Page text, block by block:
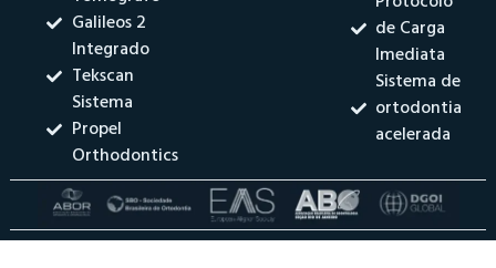
Galileos 2
Integrado
Tekscan
Sistema
Propel
Orthodontics
de Carga
Imediata
Sistema de
ortodontia
acelerada